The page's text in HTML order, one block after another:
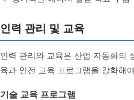
인력 관리 및 교육
인력 관리와 교육은 산업 자동화의
육과 안전 교육 프로그램을 강화해
기술 교육 프로그램